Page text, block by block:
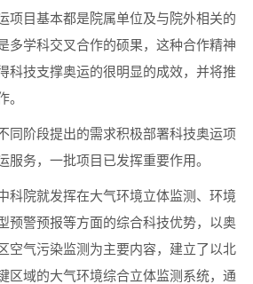
项目基本都是院属单位及与院外相关的
多学科交叉合作的硕果，这种合作精神
科技支撑奥运的很明显的成效，并将推
。
阶段提出的需求积极部署科技奥运项
服务，一批项目已发挥重要作用。
院就发挥在大气环境立体监测、环境
预警预报等方面的综合科技优势，以奥
空气污染监测为主要内容，建立了以北
区域的大气环境综合立体监测系统，通